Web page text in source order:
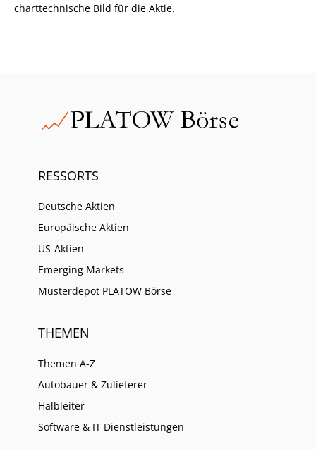
charttechnische Bild für die Aktie.
RESSORTS
Deutsche Aktien
Europäische Aktien
US-Aktien
Emerging Markets
Musterdepot PLATOW Börse
THEMEN
Themen A-Z
Autobauer & Zulieferer
Halbleiter
Software & IT Dienstleistungen